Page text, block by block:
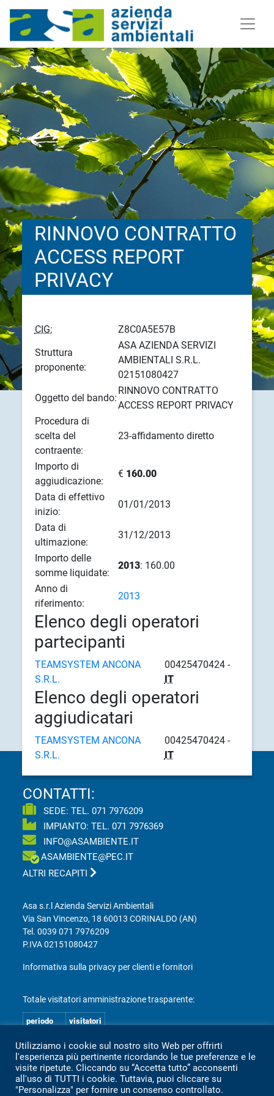
RINNOVO CONTRATTO
ACCESS REPORT
PRIVACY
CIG:
Z8C0A5E57B
Struttura
proponente:
ASA AZIENDA SERVIZI
AMBIENTALI S.R.L.
02151080427
Oggetto del bando:
RINNOVO CONTRATTO
ACCESS REPORT PRIVACY
Procedura di
scelta del
contraente:
23-affidamento diretto
Importo di
aggiudicazione:
€ 160.00
Data di effettivo
inizio:
01/01/2013
Data di
ultimazione:
31/12/2013
Importo delle
somme liquidate:
2013: 160.00
Anno di
riferimento:
2013
Elenco degli operatori
partecipanti
TEAMSYSTEM ANCONA
S.R.L.
00425470424 -
IT
Elenco degli operatori
aggiudicatari
TEAMSYSTEM ANCONA
S.R.L.
00425470424 -
IT
CONTATTI:
SEDE: TEL.071 7976209
IMPIANTO: TEL.071 7976369
INFO@ASAMBIENTE.IT
ASAMBIENTE@PEC.IT
ALTRI RECAPITI
Asa s.r.l Azienda Servizi Ambientali
Via San Vincenzo, 18 60013 CORINALDO (AN)
Tel.0039 071 7976209
P.IVA 02151080427
Informativa sulla privacy per clienti e fornitori
Totale visitatori amministrazione trasparente:
periodo
visitatori
anno 2024
2.097
anno 2023
1.803
anno 2022
2.373
Utilizziamo i cookie sul nostro sito Web per offrirti
l'esperienza più pertinente ricordando le tue preferenze e le
visite ripetute. Cliccando su “Accetta tutto” acconsenti
all'uso di TUTTI i cookie. Tuttavia, puoi cliccare su
"Personalizza" per fornire un consenso controllato.